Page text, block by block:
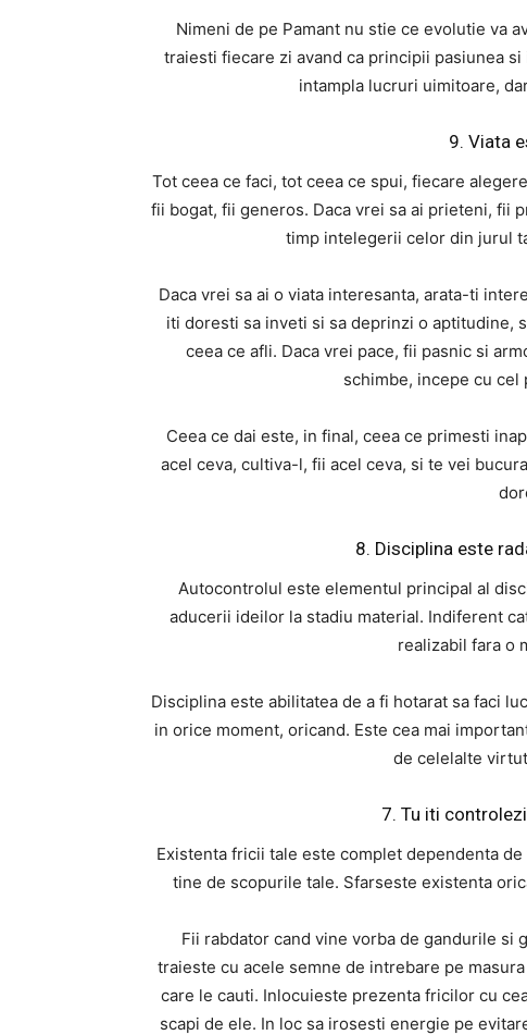
Nimeni de pe Pamant nu stie ce evolutie va
traiesti fiecare zi avand ca principii pasiunea
intampla lucruri uimitoare,
9. Viata
Tot ceea ce faci, tot ceea ce spui, fiecare
fii bogat, fii generos. Daca vrei sa ai prieteni, fii
timp intelegerii celor din jurul
Daca vrei sa ai o viata interesanta, arata-ti
iti doresti sa inveti si sa deprinzi o aptitudine,
ceea ce afli. Daca vrei pace, fii pasnic si
schimbe, incepe cu
Ceea ce dai este, in final, ceea ce primesti
acel ceva, cultiva-l, fii acel ceva, si te vei
8. Disciplina este
Autocontrolul este elementul principal al
aducerii ideilor la stadiu material. Indiferent
realizabil fara o
Disciplina este abilitatea de a fi hotarat sa faci
in orice moment, oricand. Este cea mai
de celelalte
7. Tu iti
Existenta fricii tale este complet dependenta
tine de scopurile tale. Sfarseste existenta
Fii rabdator cand vine vorba de gandurile si
traieste cu acele semne de intrebare pe
care le cauti. Inlocuieste prezenta fricilor cu
scapi de ele. In loc sa irosesti energie pe